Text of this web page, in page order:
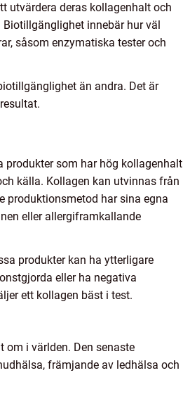
utvärdera deras kollagenhalt och
innebär hur väl
såsom enzymatiska tester och
än andra. Det är
produkter som har hög kollagenhalt
källa. Kollagen kan utvinnas från
produktionsmetod har sina egna
eller allergiframkallande
produkter kan ha ytterligare
eller ha negativa
ett kollagen bäst i test.
i världen. Den senaste
främjande av ledhälsa och